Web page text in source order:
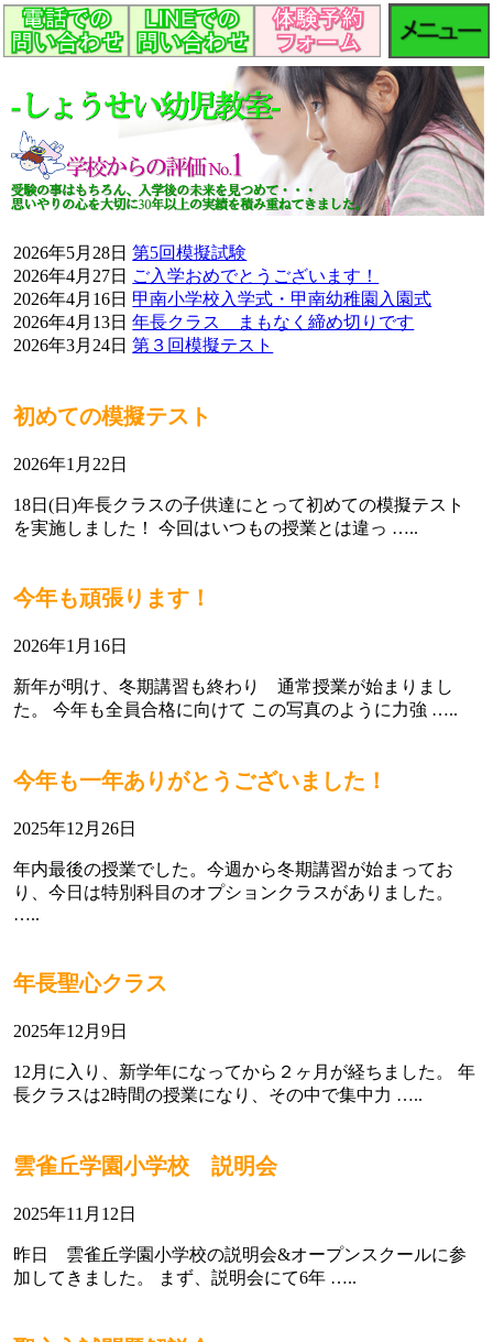
2026年5月28日第5回模擬試験
2026年4月27日 ご入学おめでとうございます！
2026年4月16日 甲南小学校入学式・甲南幼稚園入園式
2026年4月13日年長クラス まもなく締め切りです
2026年3月24日第３回模擬テスト
初めての模擬テスト
2026年1月22日
18日(日)年長クラスの子供達にとって初めての模擬テスト
を実施しました！ 今回はいつもの授業とは違っ …..
今年も頑張ります！
2026年1月16日
新年が明け、冬期講習も終わり 通常授業が始まりまし
た。 今年も全員合格に向けて この写真のように力強 …..
今年も一年ありがとうございました！
2025年12月26日
年内最後の授業でした。今週から冬期講習が始まってお
り、今日は特別科目のオプションクラスがありました。
…..
年長聖心クラス
2025年12月9日
12月に入り、新学年になってから２ヶ月が経ちました。 年
長クラスは2時間の授業になり、その中で集中力 …..
雲雀丘学園小学校 説明会
2025年11月12日
昨日 雲雀丘学園小学校の説明会&オープンスクールに参
加してきました。 まず、説明会にて6年 …..